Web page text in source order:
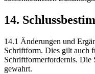
14.
14.1 Änderungen und
Schriftform. Dies gilt auch
Schriftformerfordernis.
gewahrt.